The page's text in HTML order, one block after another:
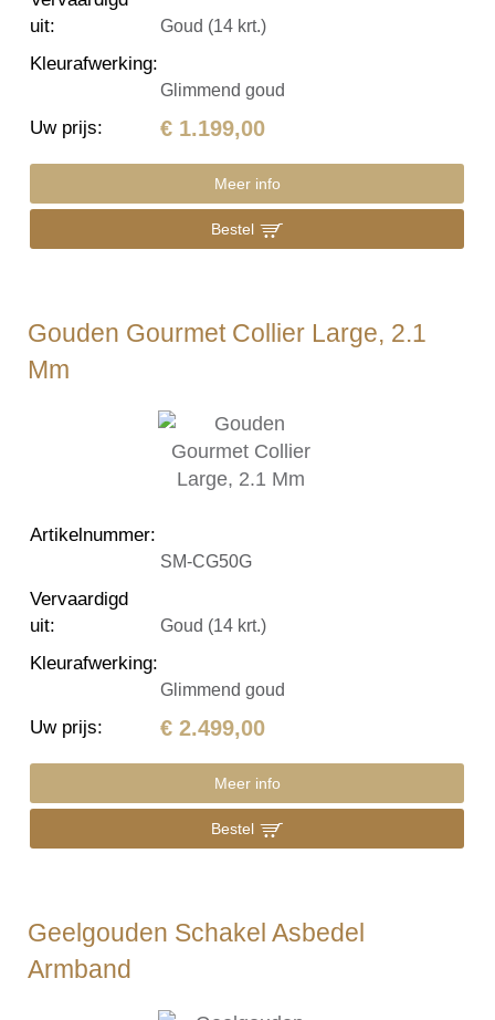
uit: Goud (14 krt.)
Kleurafwerking:
Glimmend goud
Uw prijs: € 1.199,00
Meer info
Bestel
Gouden Gourmet Collier Large, 2.1
Mm
Artikelnummer:
SM-CG50G
Vervaardigd
uit: Goud (14 krt.)
Kleurafwerking:
Glimmend goud
Uw prijs: € 2.499,00
Meer info
Bestel
Geelgouden Schakel Asbedel
Armband